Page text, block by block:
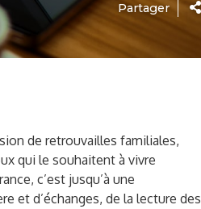
Partager
de retrouvailles familiales,
qui le souhaitent à vivre
c’est jusqu’à une
et d’échanges, de la lecture des